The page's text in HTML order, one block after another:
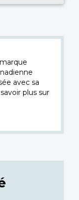
avec sa
plus sur